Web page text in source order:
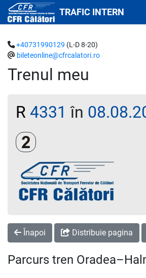
TRAFIC INTERN
Trenul meu
+40731990129 (L-D 8-20)
bileteonline@cfrcalatori.ro
R 4331 în
Clasa a 2-a
Înapoi Distribuie pagina
Parcurs tren